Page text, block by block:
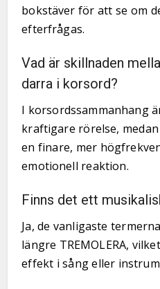
bokstäver för att se om
efterfrågas.
Vad är skillnaden
darra i korsord?
I korsordssammanhang
kraftigare rörelse, medan
en finare, mer
emotionell reaktion.
Finns det ett
Ja, de vanligaste
längre TREMOLERA,
effekt i sång eller